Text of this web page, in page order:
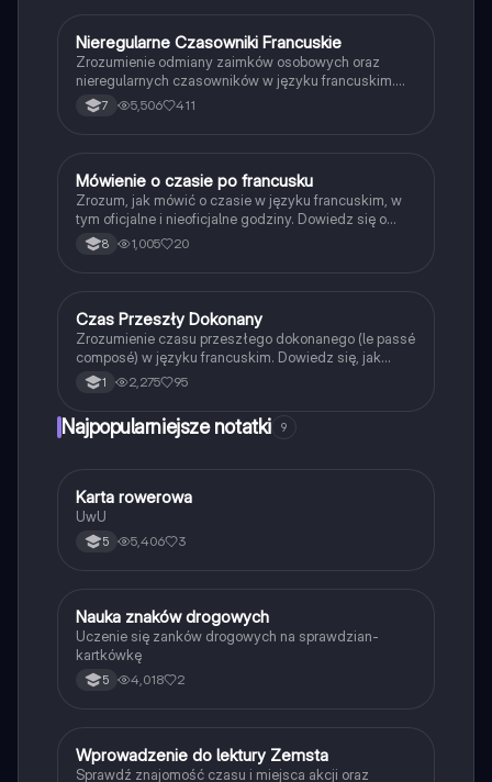
Język francuski
Nieregularne Czasowniki Francuskie
Zrozumienie odmiany zaimków osobowych oraz
nieregularnych czasowników w języku francuskim.
Obejmuje szczegółowe przykłady dla czasowników
'avoir', 'être', 'faire', 'aller' oraz czasowników pierwszej
7 5,506 411
Język francuski
Mówienie o czasie po francusku
Zrozum, jak mówić o czasie w języku francuskim, w
tym oficjalne i nieoficjalne godziny. Dowiedz się o
porach dnia oraz jak poprawnie wyrażać godziny,
takie jak 'czwarta piętnaście' czy 'dziesiąta
8 1,005 20
Język francuski
Czas Przeszły Dokonany
Zrozumienie czasu przeszłego dokonanego (le passé
composé) w języku francuskim. Dowiedz się, jak
używać czasowników 'être' i 'avoir', tworzyć
imiesłowy oraz stosować negację. Idealne dla
gramatyki francuskiej.
1 2,275 95
Najpopularniejsze notatki 9
KTechnika
Karta rowerowa
UwU
5 5,406 3
NTechnika
Nauka znaków drogowych
Uczenie się zanków drogowych na sprawdzian-
kartkówkę
5 4,018 2
WJęzyk polski
Wprowadzenie do lektury Zemsta
Sprawdź znajomość czasu i miejsca akcji oraz